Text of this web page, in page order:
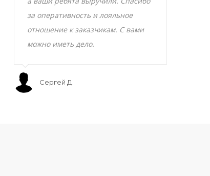
за оперативность и лояльное
отношение к заказчикам. С вами
можно иметь дело.
Сергей Д.